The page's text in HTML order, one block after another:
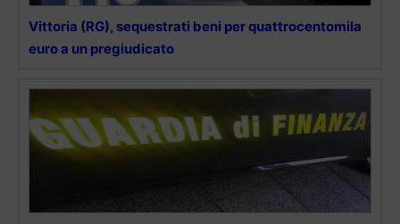
Vittoria (RG), sequestrati beni per quattrocentomila
euro a un pregiudicato